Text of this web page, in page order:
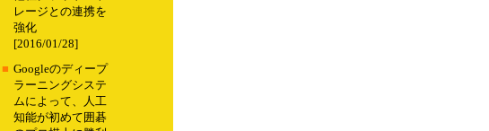
レージとの連携を
強化
[2016/01/28]
■ Googleのディープ
ラーニングシステ
ムによって、人工
知能が初めて囲碁